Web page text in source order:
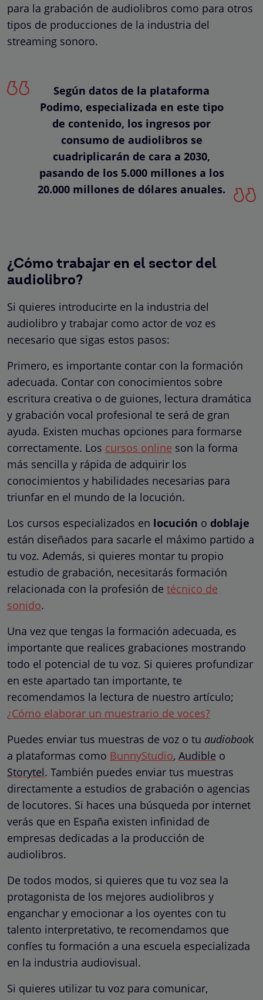
para la grabación de audiolibros como para otros
tipos de producciones de la industria del
streaming sonoro.
Según datos de la plataforma
Podimo, especializada en este tipo
de contenido, los ingresos por
consumo de audiolibros se
cuadriplicarán de cara a 2030,
pasando de los 5.000 millones a los
20.000 millones de dólares anuales.
¿Cómo trabajar en el sector del
audiolibro?
Si quieres introducirte en la industria del
audiolibro y trabajar como actor de voz es
necesario que sigas estos pasos:
Primero, es importante contar con la formación
adecuada. Contar con conocimientos sobre
escritura creativa o de guiones, lectura dramática
y grabación vocal profesional te será de gran
ayuda. Existen muchas opciones para formarse
correctamente. Los cursos online son la forma
más sencilla y rápida de adquirir los
conocimientos y habilidades necesarias para
triunfar en el mundo de la locución.
Los cursos especializados en locución o doblaje
están diseñados para sacarle el máximo partido a
tu voz. Además, si quieres montar tu propio
estudio de grabación, necesitarás formación
relacionada con la profesión de técnico de
sonido.
Una vez que tengas la formación adecuada, es
importante que realices grabaciones mostrando
todo el potencial de tu voz. Si quieres profundizar
en este apartado tan importante, te
recomendamos la lectura de nuestro artículo;
¿Cómo elaborar un muestrario de voces?
Puedes enviar tus muestras de voz o tu audiobook
a plataformas como BunnyStudio, Audible o
Storytel. También puedes enviar tus muestras
directamente a estudios de grabación o agencias
de locutores. Si haces una búsqueda por internet
verás que en España existen infinidad de
empresas dedicadas a la producción de
audiolibros.
De todos modos, si quieres que tu voz sea la
protagonista de los mejores audiolibros y
enganchar y emocionar a los oyentes con tu
talento interpretativo, te recomendamos que
confíes tu formación a una escuela especializada
en la industria audiovisual.
Si quieres utilizar tu voz para comunicar,